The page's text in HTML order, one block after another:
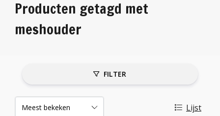
Producten getagd met
meshouder
FILTER
Lijst